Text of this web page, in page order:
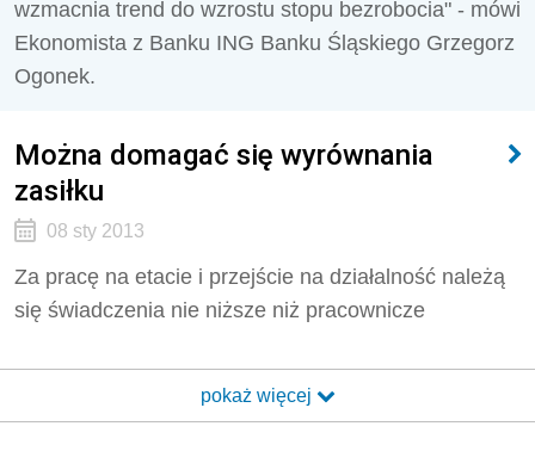
wzmacnia trend do wzrostu stopu bezrobocia" - mówi
Ekonomista z Banku ING Banku Śląskiego Grzegorz
Ogonek.
Można domagać się wyrównania
zasiłku
08 sty 2013
Za pracę na etacie i przejście na działalność należą
się świadczenia nie niższe niż pracownicze
pokaż więcej